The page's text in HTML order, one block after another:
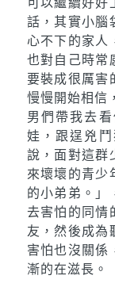
話，其實小腦
心不下的家人
也對自己時常
要裝成很厲害
慢慢開始相信
男們帶我去
娃，跟逞兇
說，面對這群
來壞壞的青少
的小弟弟。」
去害怕的同情
友，然後成為
害怕也沒關係
漸的在滋長。